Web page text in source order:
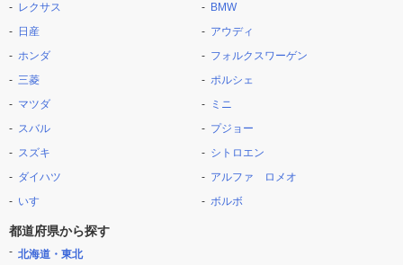
レクサス
日産
ホンダ
三菱
マツダ
スバル
スズキ
ダイハツ
いすゞ
BMW
アウディ
フォルクスワーゲン
ポルシェ
ミニ
プジョー
シトロエン
アルファ ロメオ
ボルボ
都道府県から探す
北海道・東北